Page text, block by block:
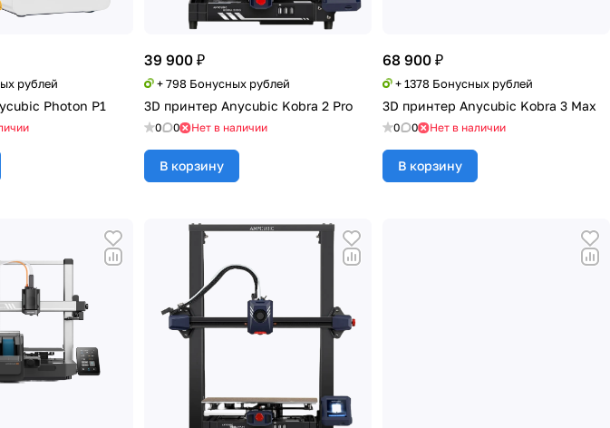
рублей
Photon P1
39 900 ₽
+ 798 Бонусных рублей
3D принтер Anycubic Kobra 2 Pro
0 0 Нет в наличии
В корзину
68 900 ₽
+ 1378 Бонусных рублей
3D принтер Anycubic Kobra 3 Max
0 0 Нет в наличии
В корзину